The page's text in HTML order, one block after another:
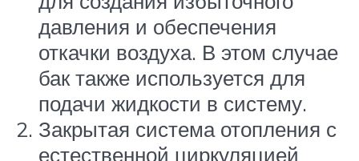
давления и обеспечения
откачки воздуха. В этом случае
бак также используется для
подачи жидкости в систему.
Закрытая система отопления с
естественной циркуляцией